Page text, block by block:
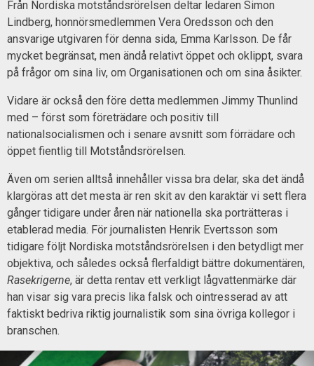
Från Nordiska motståndsrörelsen deltar ledaren Simon
Lindberg, honnörsmedlemmen Vera Oredsson och den
ansvarige utgivaren för denna sida, Emma Karlsson. De får
mycket begränsat, men ändå relativt öppet och oklippt, svara
på frågor om sina liv, om Organisationen och om sina åsikter.
Vidare är också den före detta medlemmen Jimmy Thunlind
med – först som företrädare och positiv till
nationalsocialismen och i senare avsnitt som förrädare och
öppet fientlig till Motståndsrörelsen.
Även om serien alltså innehåller vissa bra delar, ska det ändå
klargöras att det mesta är ren skit av den karaktär vi sett flera
gånger tidigare under åren när nationella ska porträtteras i
etablerad media. För journalisten Henrik Evertsson som
tidigare följt Nordiska motståndsrörelsen i den betydligt mer
objektiva, och således också flerfaldigt bättre dokumentären,
Rasekrigerne, är detta rentav ett verkligt lågvattenmärke där
han visar sig vara precis lika falsk och ointresserad av att
faktiskt bedriva riktig journalistik som sina övriga kollegor i
branschen.